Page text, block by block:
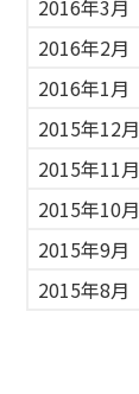
2016年3月
2016年2月
2016年1月
2015年12月
2015年11月
2015年10月
2015年9月
2015年8月